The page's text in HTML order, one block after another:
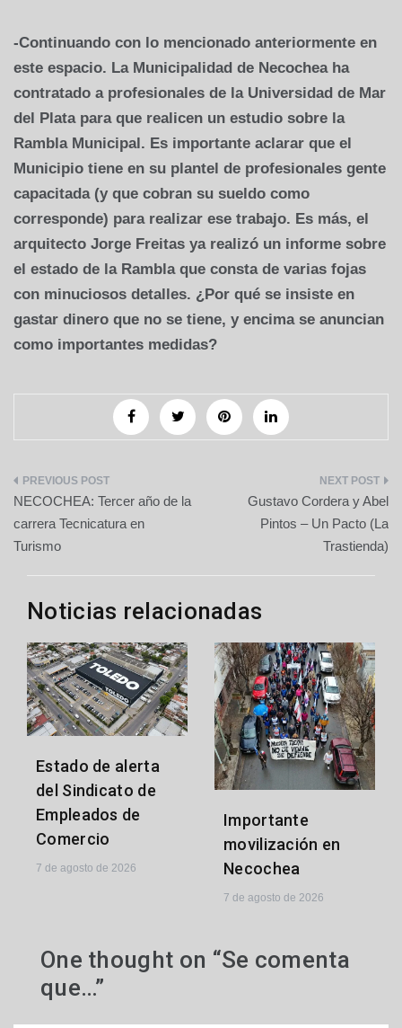
-Continuando con lo mencionado anteriormente en
este espacio. La Municipalidad de Necochea ha
contratado a profesionales de la Universidad de Mar
del Plata para que realicen un estudio sobre la
Rambla Municipal. Es importante aclarar que el
Municipio tiene en su plantel de profesionales gente
capacitada (y que cobran su sueldo como
corresponde) para realizar ese trabajo. Es más, el
arquitecto Jorge Freitas ya realizó un informe sobre
el estado de la Rambla que consta de varias fojas
con minuciosos detalles. ¿Por qué se insiste en
gastar dinero que no se tiene, y encima se anuncian
como importantes medidas?
Navegación
de
entradas
NECOCHEA: Tercer año de la
carrera Tecnicatura en
Turismo
Gustavo Cordera y Abel
Pintos – Un Pacto (La
Trastienda)
Noticias relacionadas
Estado de alerta
del Sindicato de
Empleados de
Comercio
7 de agosto de 2026
Importante
movilización en
Necochea
7 de agosto de 2026
One thought on “Se comenta
que…”